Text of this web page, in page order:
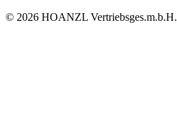
© 2026 HOANZL Vertriebsges.m.b.H.